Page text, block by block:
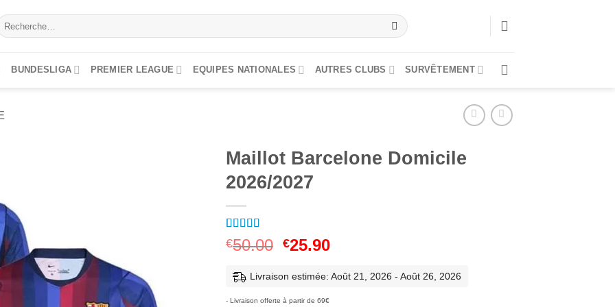
:
BUNDESLIGA PREMIER LEAGUE EQUIPES NATIONALES AUTRES CLUBS SURVÊTEMENT
Maillot Barcelone Domicile
2026/2027
Noté sur 5
basé sur
9
client
€50.00 Le
initial
était :
€25.90Le
actuel
Livraison estimée: Août 21, 2026 - Août 26, 2026
- Livraison offerte à partir de 69€